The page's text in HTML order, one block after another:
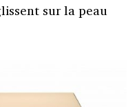
sur la peau